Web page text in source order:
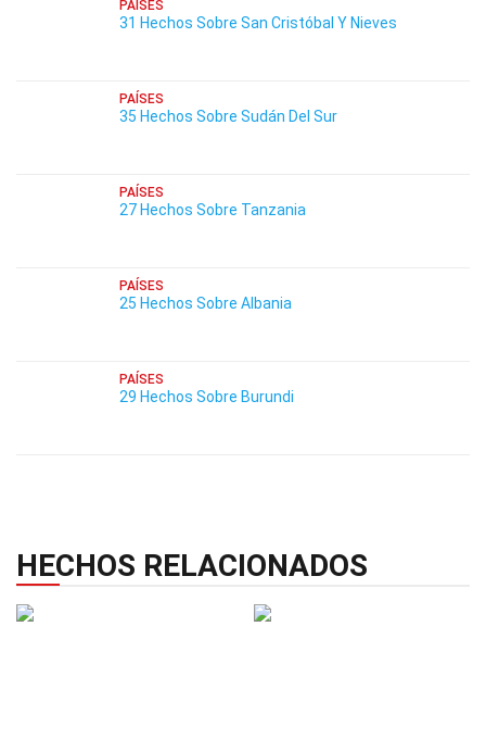
PAÍSES
31 Hechos Sobre San Cristóbal Y Nieves
PAÍSES
35 Hechos Sobre Sudán Del Sur
PAÍSES
27 Hechos Sobre Tanzania
PAÍSES
25 Hechos Sobre Albania
PAÍSES
29 Hechos Sobre Burundi
HECHOS RELACIONADOS